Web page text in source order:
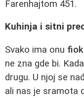
Farenhajtom 451.
Kuhinja i sitni
Svako ima onu
ne zna gde bi.
drugu. U njoj se
ali nas je sramota